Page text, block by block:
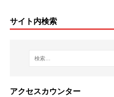
サイト内検索
アクセスカウンター